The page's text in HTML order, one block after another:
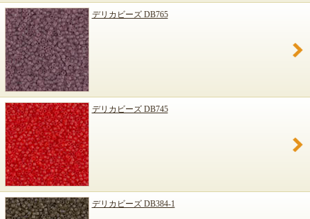
デリカビーズ DB765
デリカビーズ DB745
デリカビーズ DB384-1